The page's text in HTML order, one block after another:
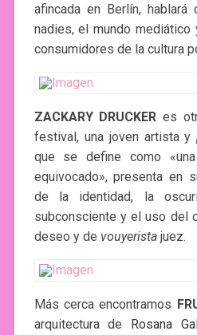
afincada en Berlín,
nadies, el mundo
consumidores de la cultura
ZACKARY DRUCKER es
festival, una joven artista y
que se define como
equivocado», presenta en
de la identidad, la
subconsciente y el uso del
deseo y de vouyeristajuez.
Más cerca encontramos
arquitectura de Rosana